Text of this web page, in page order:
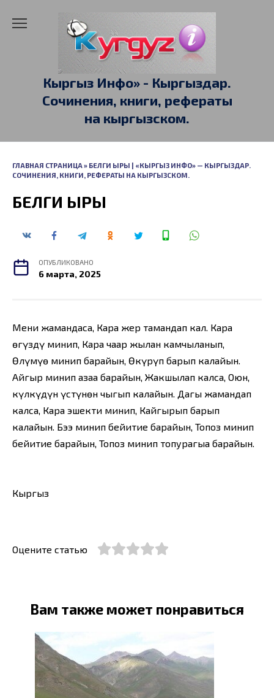
Кыргыз Инфо» - Кыргыздар.
Сочинения, книги, рефераты
на кыргызском.
ГЛАВНАЯ СТРАНИЦА» БЕЛГИ ЫРЫ | «КЫРГЫЗ ИНФО» — КЫРГЫЗДАР.
СОЧИНЕНИЯ, КНИГИ, РЕФЕРАТЫ НА КЫРГЫЗСКОМ.
БЕЛГИ ЫРЫ
ОПУБЛИКОВАНО
6 марта, 2025
Мени жамандасаң, Кара жер тамандап кал. Кара
өгүздү минип, Кара чаар жылан камчыланып,
Өлүмүңө минип барайын, Өкүрүп барып калайын.
Айгыр минип азаңа барайын, Жакшылап калсаң, Оюн,
күлкүңдүн үстүнөн чыгып калайын. Дагы жамандап
калсаң, Кара эшекти минип, Кайгырып барып
калайын. Бээ минип бейитиңе барайын, Топоз минип
бейитиңе барайын, Топоз минип топурагыңа барайын.
Кыргыз
Оцените статью
Вам также может понравиться